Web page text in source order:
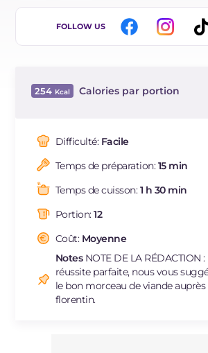
IT
BR
NL
FOLLOW US
254 Calories par portion
Dont sucres
Protéine
Graisses
Fibre
Cholestérol
Sodium
Difficulté: Facile
Temps de préparation:15 min
Temps de cuisson:1 h 30 min
Portion:12
Coût: Moyenne
NotesNOTE DE LA RÉDACTION
réussite parfaite, nous vous
le bon morceau de viande
florentin.